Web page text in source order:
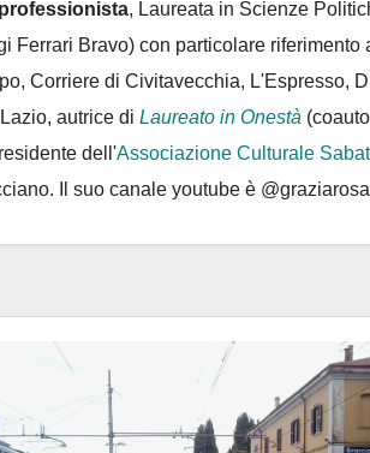
, Laureata in Scienze
Ferrari Bravo) con particolare
Corriere di Civitavecchia, L'Espresso,
autrice di Laureato in Onestà
dell'Associazione Culturale
Il suo canale youtube è